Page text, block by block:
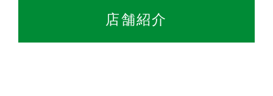
店舗紹介